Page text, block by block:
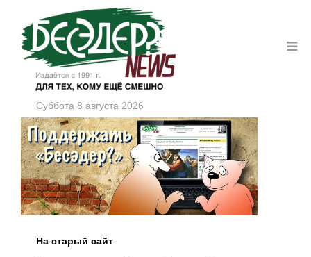
Суббота 8 августа 2026
На старый сайт